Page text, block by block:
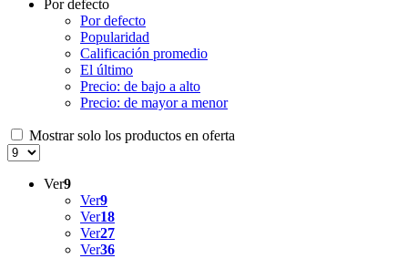
Por defecto
Por defecto
Popularidad
Calificación promedio
El último
Precio: de bajo a alto
Precio: de mayor a menor
Mostrar solo los productos en oferta
Ver9
Ver9
Ver18
Ver27
Ver36